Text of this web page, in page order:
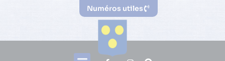
Numéros utiles